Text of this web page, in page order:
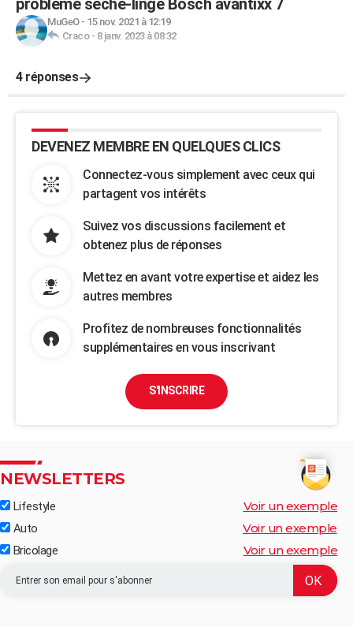
problème séche-linge Bosch avantixx 7
MuGeO- 15 nov. 2021 à 12:19
Craco- 8 janv. 2023 à 08:32
4 réponses
DEVENEZ MEMBRE EN QUELQUES CLICS
Connectez-vous simplement avec ceux qui
partagent vos intérêts
Suivez vos discussions facilement et
obtenez plus de réponses
Mettez en avant votre expertise et aidez les
autres membres
Profitez de nombreuses fonctionnalités
supplémentaires en vous inscrivant
S'INSCRIRE
NEWSLETTERS
Lifestyle Voir un exemple
Auto Voir un exemple
Bricolage Voir un exemple